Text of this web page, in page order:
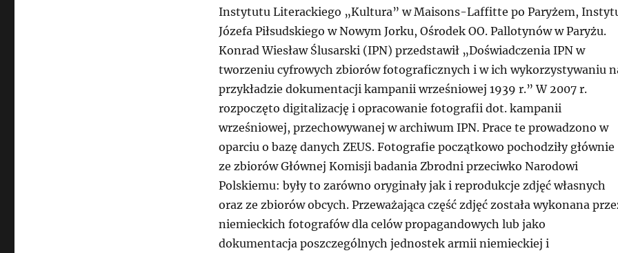
Instytutu Literackiego „Kultura” w Maisons-Laffitte po Paryżem,
Józefa Piłsudskiego w Nowym Jorku, Ośrodek OO. Pallotynów w Paryżu.
Konrad Wiesław Ślusarski (IPN) przedstawił „Doświadczenia IPN w
tworzeniu cyfrowych zbiorów fotograficznych i w ich wykorzystywaniu
przykładzie dokumentacji kampanii wrześniowej 1939 r.” W 2007 r.
rozpoczęto digitalizację i opracowanie fotografii dot. kampanii
wrześniowej, przechowywanej w archiwum IPN. Prace te prowadzono w
oparciu o bazę danych ZEUS. Fotografie początkowo pochodziły głównie
ze zbiorów Głównej Komisji badania Zbrodni przeciwko Narodowi
Polskiemu: były to zarówno oryginały jak i reprodukcje zdjęć własnych
oraz ze zbiorów obcych. Przeważająca część zdjęć została wykonana
niemieckich fotografów dla celów propagandowych lub jako
dokumentacja poszczególnych jednostek armii niemieckiej i